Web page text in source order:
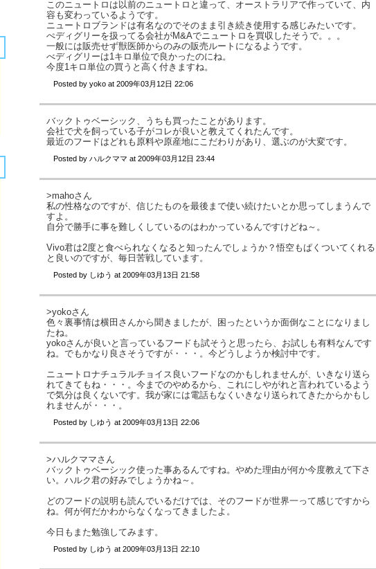
このニュートロは以前のニュートロと違って、オーストラリアで作っていて、内
容も変わっているようです。
ニュートロブランドは有名なのでそのまま引き続き使用する感じみたいです。
ぺディグリーを扱ってる会社がM&Aでニュートロを買収したそうで。。。
一般には販売せず獣医師からのみの販売ルートになるようです。
べディグリーは1キロ単位で良かったのにね。
今度1キロ単位の買うと高く付きますね。
Posted by yoko at 2009年03月12日 22:06
バックトゥベーシック、うちも買ったことがあります。
会社で犬を飼っている子がコレが良いと教えてくれたんです。
最近のフードはどれも原料や原産地にこだわりがあり、選ぶのが大変です。
Posted by ハルクママ at 2009年03月12日 23:44
>mahoさん
私の性格なのですが、信じたものを最後まで使い続けたいとか思ってしまうんで
すよ。
自分で勝手に事を難しくしているのはわかっているんですけどね～。
Vivo君は2度と食べられなくなると知ったんでしょうか？悟空もぱくついてくれる
と良いのですが、毎日苦戦しています。
Posted by しゆう at 2009年03月13日 21:58
>yokoさん
色々裏事情は横田さんから聞きましたが、困ったというか面倒なことになりまし
たね。
yokoさんが良いと言っているフードも試そうと思ったら、お試しも有料なんです
ね。でもかなり良さそうですが・・・。今どうしようか検討中です。
ニュートロナチュラルチョイス良いフードなのかもしれませんが、いきなり送ら
れてきてもね・・・。今までのやめるから、これにしやがれと言われているよう
で気分は良くないです。我が家には電話もなくいきなり送られてきたからかもし
れませんが・・・。
Posted by しゆう at 2009年03月13日 22:06
>ハルクママさん
バックトゥベーシック使った事あるんですね。やめた理由が何か今度教えて下さ
い。ハルク君の好みでしょうかね～。
どのフードの説明も読んでいるだけでは、そのフードが世界一って感じですから
ね。何が何だかわからなくなってきましたよ。
今日もまた勉強してみます。
Posted by しゆう at 2009年03月13日 22:10